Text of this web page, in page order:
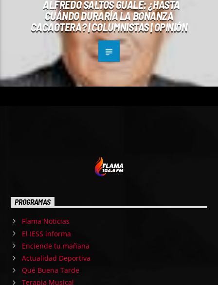
ALFREDO SALTOS GUALE: ¿HASTA
CUÁNDO DURARÍA LA BONANZA
CACAOTERA? | COLUMNISTAS | OPINIÓN
PROGRAMAS
Flama Noticias
El IESS informa
Enciende tu mañana
Actualidad Deportiva
Qué Buena Tarde
Terapia Musical